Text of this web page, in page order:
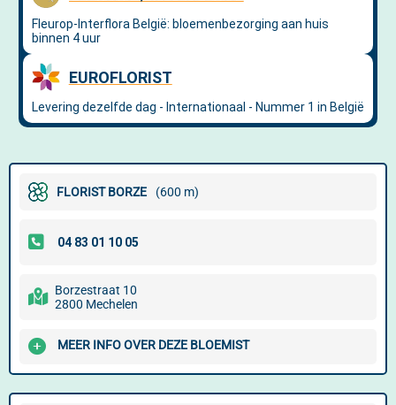
FLORIST BORZE (600 m)
Borzestraat 10
2800 Mechelen
MEER INFO OVER DEZE BLOEMIST